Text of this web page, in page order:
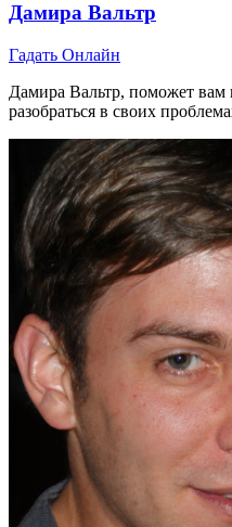
Дамира Вальтр
Гадать Онлайн
Дамира Вальтр, поможет вам
разобраться в своих